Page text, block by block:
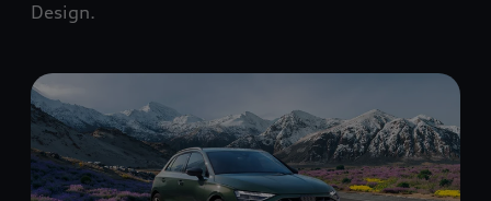
Design.